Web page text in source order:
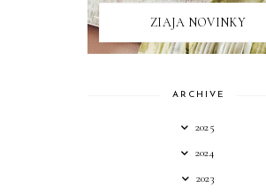
ZIAJA NOVINKY
ARCHIVE
2025
2024
2023